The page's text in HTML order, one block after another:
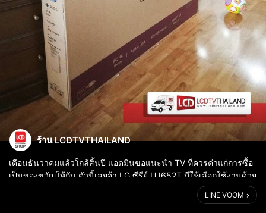
ร้าน LCDTVTHAILAND
เดือนธันวาคมแล้วใกล้สิ้นปี แอดมินขอแนะนำ TV ที่ควรค่าแก่การซื้อ
เป็นของขวัญให้กัน ตัวนี้เลยจ้า LG ซีรีย์ UJ652T มีให้เลือกใช้งานด้วย
กัน 3 ขนาดหน้าจอได้แก่ 43, 49 และก็ 55 นิ้ว ภาพดีฟังก์ชันครบ
LINE VOOM